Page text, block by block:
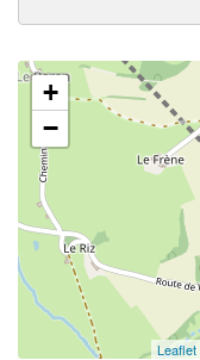
+
−
Leaflet